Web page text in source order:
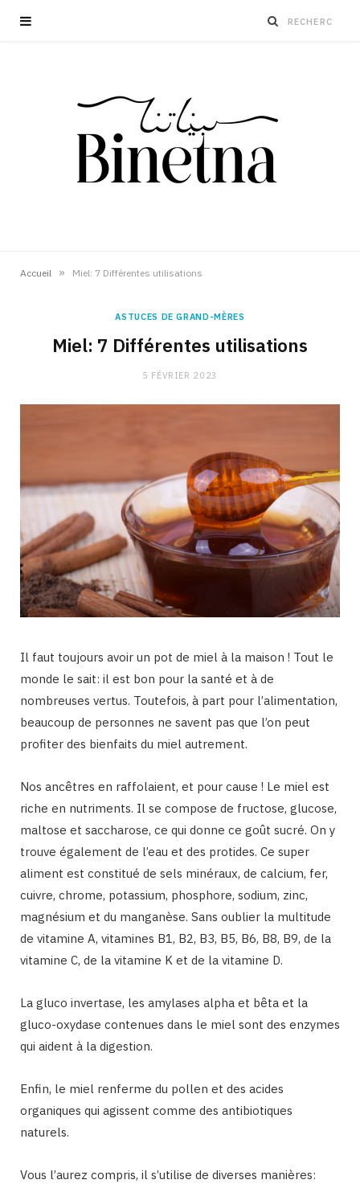
Accueil » Miel: 7 Différentes utilisations
ASTUCES DE GRAND-MÈRES
Miel: 7 Différentes utilisations
5 FÉVRIER 2023
Il faut toujours avoir un pot de miel à la maison ! Tout le
monde le sait: il est bon pour la santé et à de
nombreuses vertus. Toutefois, à part pour l’alimentation,
beaucoup de personnes ne savent pas que l’on peut
profiter des bienfaits du miel autrement.
Nos ancêtres en raffolaient, et pour cause ! Le miel est
riche en nutriments. Il se compose de fructose, glucose,
maltose et saccharose, ce qui donne ce goût sucré. On y
trouve également de l’eau et des protides. Ce super
aliment est constitué de sels minéraux, de calcium, fer,
cuivre, chrome, potassium, phosphore, sodium, zinc,
magnésium et du manganèse. Sans oublier la multitude
de vitamine A, vitamines B1, B2, B3, B5, B6, B8, B9, de la
vitamine C, de la vitamine K et de la vitamine D.
La gluco invertase, les amylases alpha et bêta et la
gluco-oxydase contenues dans le miel sont des enzymes
qui aident à la digestion.
Enfin, le miel renferme du pollen et des acides
organiques qui agissent comme des antibiotiques
naturels.
Vous l’aurez compris, il s’utilise de diverses manières: